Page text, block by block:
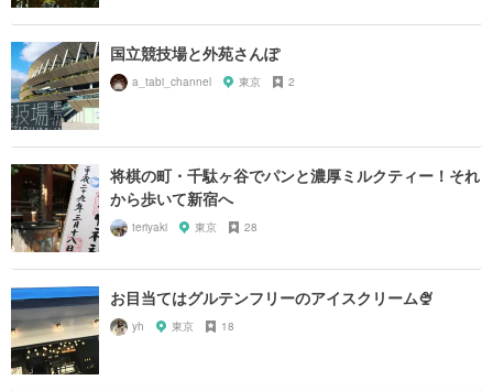
国立競技場と外苑さんぽ
a_tabi_channel 東京 2
将棋の町・千駄ヶ谷でパンと濃厚ミルクティー！それ
から歩いて新宿へ
teriyaki 東京 28
お目当てはグルテンフリーのアイスクリーム🍨
yh 東京 18